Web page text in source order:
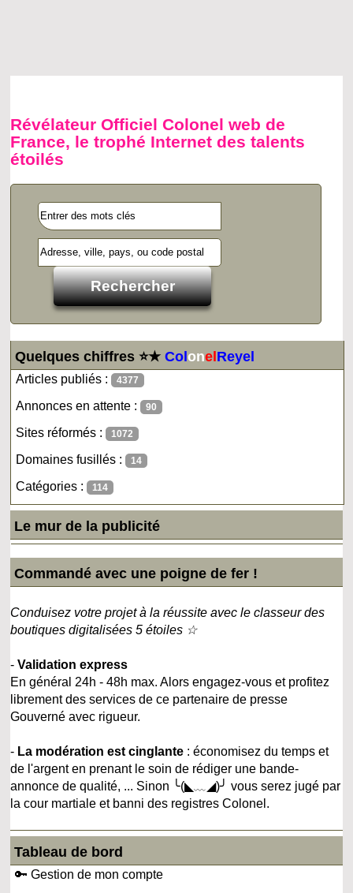
Révélateur Officiel Colonel web de
France, le trophé Internet des talents
étoilés
Quelques chiffres ⭐★ColonelReyel
Articles publiés : 4377
Annonces en attente : 90
Sites réformés : 1072
Domaines fusillés : 14
Catégories : 114
Le mur de la publicité
Commandé avec une poigne de fer !
Conduisez votre projet à la réussite avec le classeur des
boutiques digitalisées 5 étoiles ☆
-Validation express
En général 24h - 48h max. Alors engagez-vous et profitez
librement des services de ce partenaire de presse
Gouverné avec rigueur.
- La modération est cinglante : économisez du temps et
de l'argent en prenant le soin de rédiger une bande-
annonce de qualité, ... Sinon ╰(◣﹏◢)╯ vous serez jugé par
la cour martiale et banni des registres Colonel.
Tableau de bord
🔑 Gestion de mon compte